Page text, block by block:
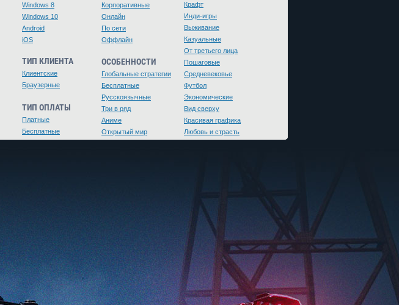
Windows 8
Windows 10
Android
iOS
ТИП КЛИЕНТА
Клиентские
Браузерные
ТИП ОПЛАТЫ
Платные
Бесплатные
Корпоративные
Онлайн
По сети
Оффлайн
ОСОБЕННОСТИ
Глобальные стратегии
Бесплатные
Русскоязычные
Три в ряд
Аниме
Открытый мир
Крафт
Инди-игры
Выживание
Казуальные
От третьего лица
Пошаговые
Средневековье
Футбол
Экономические
Вид сверху
Красивая графика
Любовь и страсть